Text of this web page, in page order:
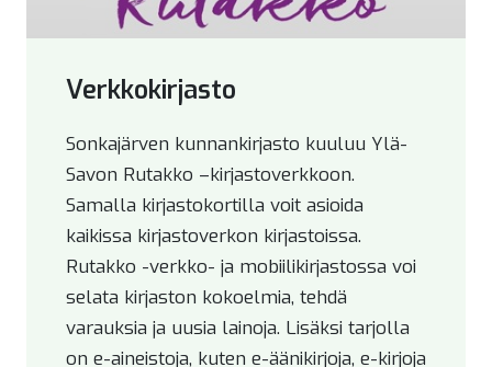
Verkkokirjasto
Sonkajärven kunnankirjasto kuuluu Ylä-
Savon Rutakko –kirjastoverkkoon.
Samalla kirjastokortilla voit asioida
kaikissa kirjastoverkon kirjastoissa.
Rutakko -verkko- ja mobiilikirjastossa voi
selata kirjaston kokoelmia, tehdä
varauksia ja uusia lainoja. Lisäksi tarjolla
on e-aineistoja, kuten e-äänikirjoja, e-kirjoja